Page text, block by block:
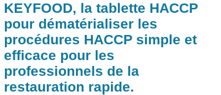
KEYFOOD, la tablette HACCP
pour dématérialiser les
procédures HACCP simple et
efficace pour les
professionnels de la
restauration rapide.